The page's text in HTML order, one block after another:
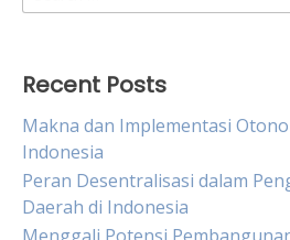
for:
Recent Posts
Makna dan Implementasi
Indonesia
Peran Desentralisasi dalam
Daerah di Indonesia